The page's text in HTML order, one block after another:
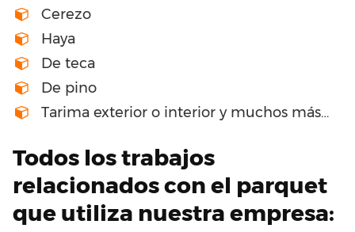
Cerezo
Haya
De teca
De pino
Tarima exterior o interior y muchos más…
Todos los trabajos
relacionados con el parquet
que utiliza nuestra empresa: